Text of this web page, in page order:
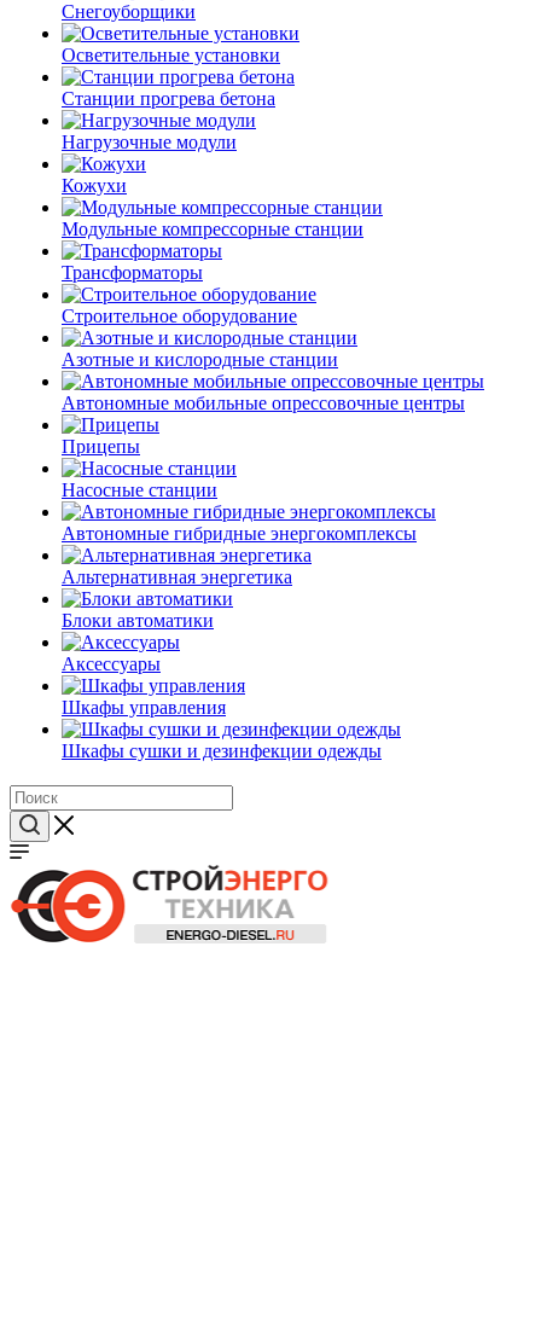
Снегоуборщики
Осветительные установки
Станции прогрева бетона
Нагрузочные модули
Кожухи
Модульные компрессорные станции
Трансформаторы
Строительное оборудование
Азотные и кислородные станции
Автономные мобильные опрессовочные центры
Прицепы
Насосные станции
Автономные гибридные энергокомплексы
Альтернативная энергетика
Блоки автоматики
Аксессуары
Шкафы управления
Шкафы сушки и дезинфекции одежды